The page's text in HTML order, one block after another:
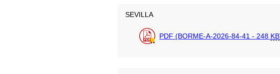
SEVILLA
PDF (BORME-A-2026-84-41 - 248 KB